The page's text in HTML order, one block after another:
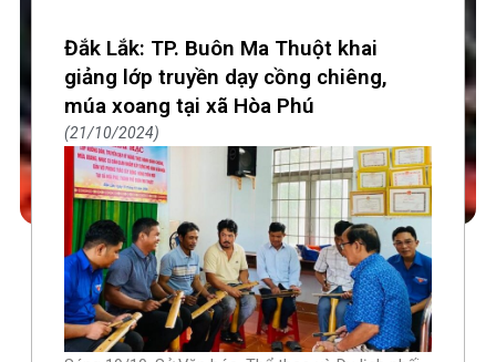
Đắk Lắk: TP. Buôn Ma Thuột khai
giảng lớp truyền dạy cồng chiêng,
múa xoang tại xã Hòa Phú
21/10/2024